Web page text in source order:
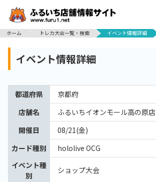
ホーム
トレカ大会一覧・検索 イベント情報詳細
イベント情報詳細
都道府県
京都府
店舗名
ふるいちイオンモール高の原店
開催日
08/21(金)
カード種別
hololive OCG
イベント種
別
ショップ大会